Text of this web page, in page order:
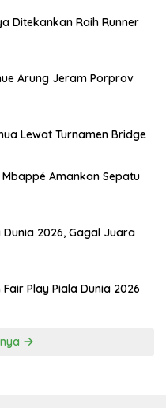
Ditekankan Raih Runner
Arung Jeram Porprov
Lewat Turnamen Bridge
Amankan Sepatu
Dunia 2026, Gagal Juara
Play Piala Dunia 2026